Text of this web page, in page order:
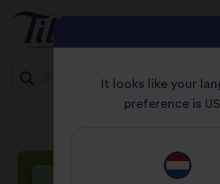
It looks like your
preference is